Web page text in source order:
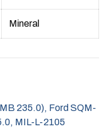
Mineral
235.0), Ford SQM-
, MIL-L-2105